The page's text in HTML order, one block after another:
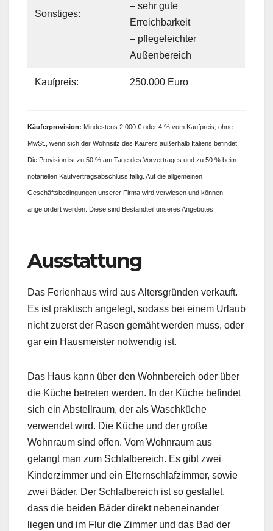
Sonstiges:
– sehr gute
Erreichbarkeit
– pflegeleichter
Außenbereich
Kaufpreis: 250.000 Euro
Käuferprovision: Mindestens 2.000 € oder 4 % vom Kaufpreis, ohne
MwSt., wenn sich der Wohnsitz des Käufers außerhalb Italiens befindet.
Die Provision ist zu 50 % am Tage des Vorvertrages und zu 50 % beim
notariellen Kaufvertragsabschluss fällig. Auf die allgemeinen
Geschäftsbedingungen unserer Firma wird verwiesen und können
angefordert werden. Diese sind Bestandteil unseres Angebotes.
Ausstattung
Das Ferienhaus wird aus Altersgründen verkauft.
Es ist praktisch angelegt, sodass bei einem Urlaub
nicht zuerst der Rasen gemäht werden muss, oder
gar ein Hausmeister notwendig ist.
Das Haus kann über den Wohnbereich oder über
die Küche betreten werden. In der Küche befindet
sich ein Abstellraum, der als Waschküche
verwendet wird. Die Küche und der große
Wohnraum sind offen. Vom Wohnraum aus
gelangt man zum Schlafbereich. Es gibt zwei
Kinderzimmer und ein Elternschlafzimmer, sowie
zwei Bäder. Der Schlafbereich ist so gestaltet,
dass die beiden Bäder direkt nebeneinander
liegen und im Flur die Zimmer und das Bad der